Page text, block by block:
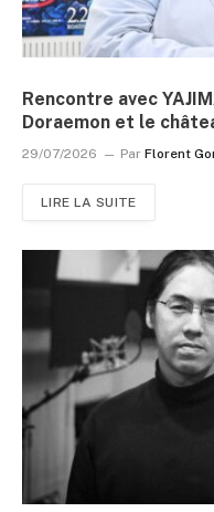
Rencontre avec
Doraemon et le
29/07/2026 Par Florent
LIRE LA SUITE